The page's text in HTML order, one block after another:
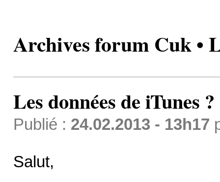
Archives forum Cuk •
Les données de iTunes ?
Publié : 24.02.2013 - 13h17
Salut,